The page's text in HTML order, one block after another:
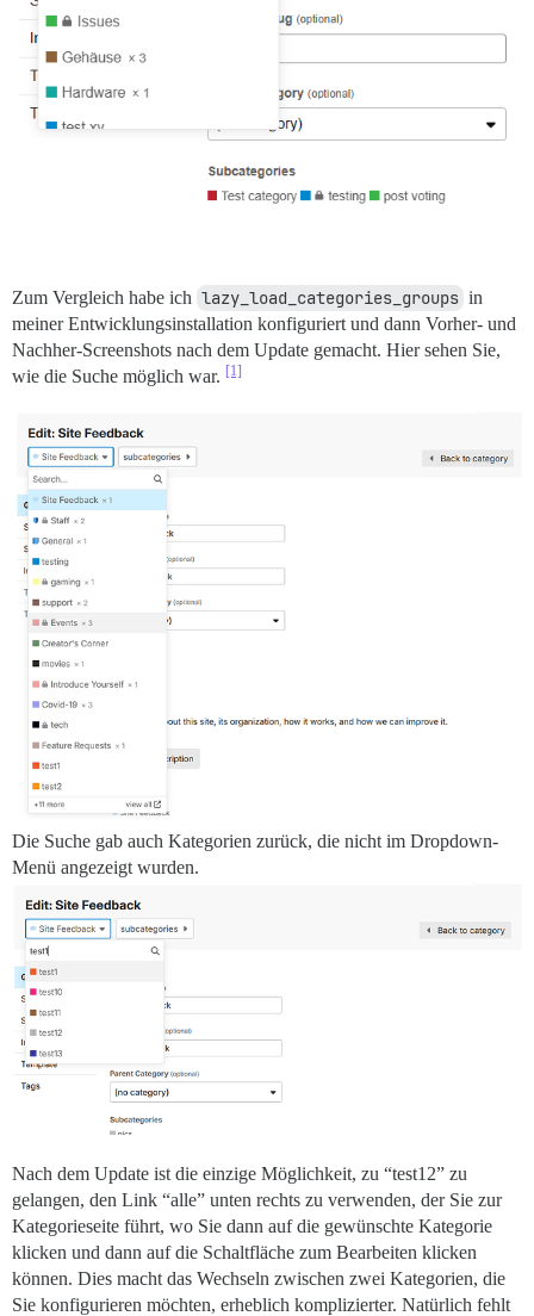
Zum Vergleich habe ich lazy_load_categories_groups in
meiner Entwicklungsinstallation konfiguriert und dann Vorher- und
Nachher-Screenshots nach dem Update gemacht. Hier sehen Sie,
wie die Suche möglich war. [1]
Die Suche gab auch Kategorien zurück, die nicht im Dropdown-
Menü angezeigt wurden.
Nach dem Update ist die einzige Möglichkeit, zu “test12” zu
gelangen, den Link “alle” unten rechts zu verwenden, der Sie zur
Kategorieseite führt, wo Sie dann auf die gewünschte Kategorie
klicken und dann auf die Schaltfläche zum Bearbeiten klicken
können. Dies macht das Wechseln zwischen zwei Kategorien, die
Sie konfigurieren möchten, erheblich komplizierter. Natürlich fehlt